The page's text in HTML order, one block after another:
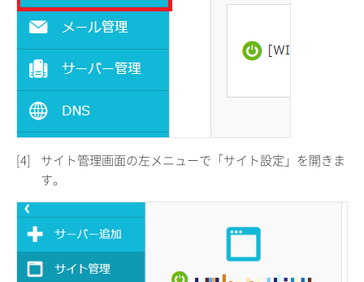
[4]
サイト管理画面の左メニューで「サイト設定」を開きま
す。